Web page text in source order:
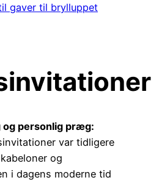
gaver til brylluppet
og personlig præg:
var tidligere
og
i dagens moderne tid